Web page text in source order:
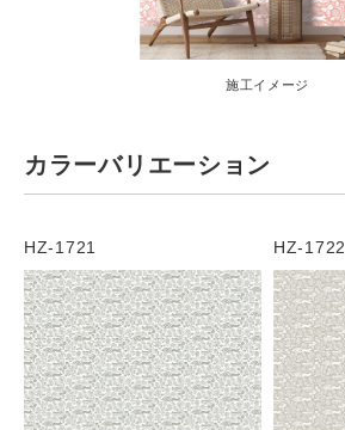
施工イメージ
カラーバリエーション
HZ-1721 HZ-1722